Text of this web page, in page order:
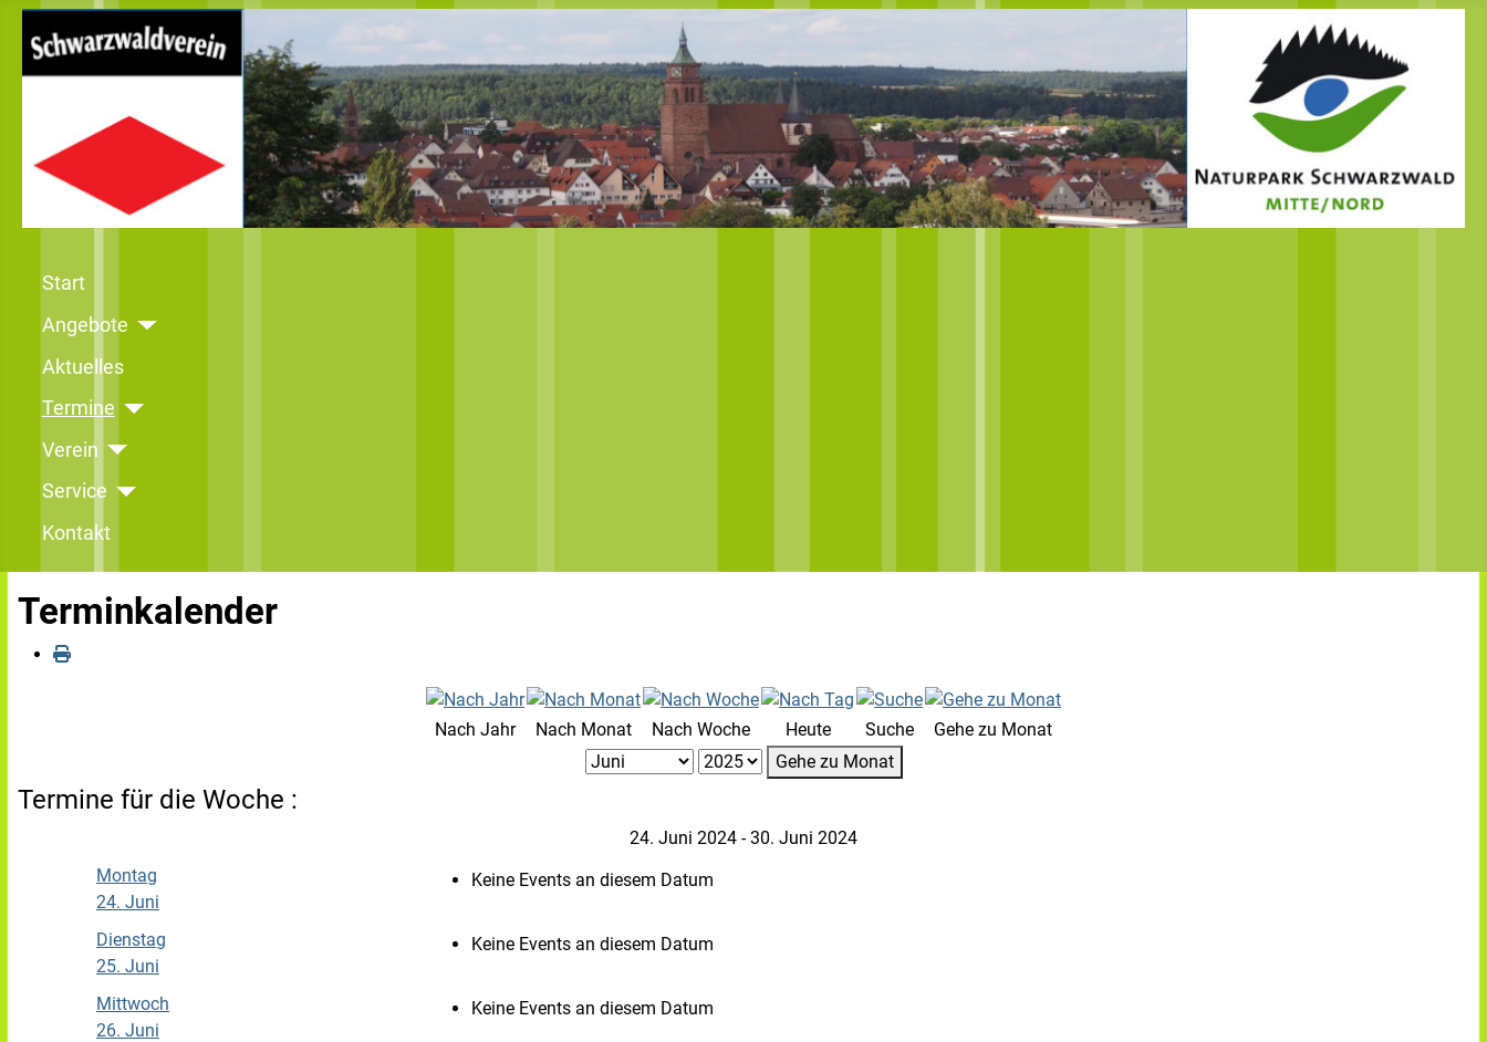
Start
Angebote
Aktuelles
Termine
Verein
Service
Kontakt
Terminkalender
Nach Jahr Nach Monat Nach Woche Heute Suche
Gehe zu Monat
Gehe zu Monat
Termine für die Woche :
24. Juni 2024 - 30. Juni 2024
Montag
24. Juni
Keine Events an diesem Datum
Dienstag
25. Juni
Keine Events an diesem Datum
Mittwoch
26. Juni
Keine Events an diesem Datum